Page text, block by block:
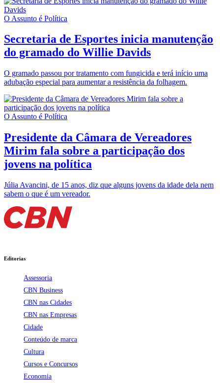
O Assunto é Política
Secretaria de Esportes inicia manutenção
do gramado do Willie Davids
O gramado passou por tratamento com fungicida e terá início uma
adubação especial para aumentar a resistência da folhagem.
O Assunto é Política
Presidente da Câmara de Vereadores
Mirim fala sobre a participação dos
jovens na política
Júlia Avancini, de 15 anos, diz que alguns jovens da idade dela nem
sabem o que é um vereador.
Editorias
Assessoria
CBN Business
CBN nas Cidades
CBN nas Empresas
Cidade
Conteúdo de marca
Cultura
Cursos e Concursos
Economia